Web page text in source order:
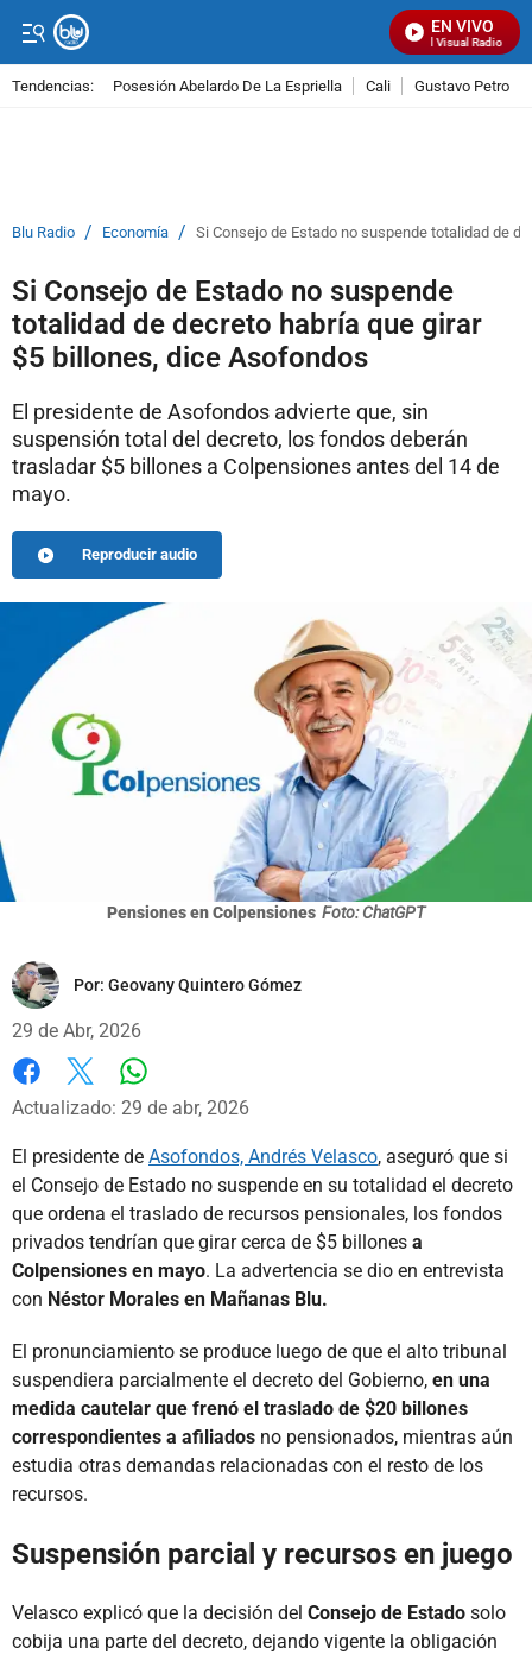
EN VIVO
Señal Visual Radio
Tendencias: Posesión Abelardo De La Espriella Cali Gustavo Petro
Blu Radio / Economía / Si Consejo de Estado no suspende totalidad de
Si Consejo de Estado no suspende
totalidad de decreto habría que girar
$5 billones, dice Asofondos
El presidente de Asofondos advierte que, sin
suspensión total del decreto, los fondos deberán
trasladar $5 billones a Colpensiones antes del 14 de
mayo.
Reproducir audio
Pensiones en Colpensiones Foto: ChatGPT
Por: Geovany Quintero Gómez
29 de Abr, 2026
Facebook
X
Actualizado: 29 de abr, 2026
El presidente de Asofondos, Andrés Velasco, aseguró que si
el Consejo de Estado no suspende en su totalidad el decreto
que ordena el traslado de recursos pensionales, los fondos
privados tendrían que girar cerca de $5 billones a
Colpensiones en mayo. La advertencia se dio en entrevista
con Néstor Morales en Mañanas Blu.
El pronunciamiento se produce luego de que el alto tribunal
suspendiera parcialmente el decreto del Gobierno, en una
medida cautelar que frenó el traslado de $20 billones
correspondientes a afiliados no pensionados, mientras aún
estudia otras demandas relacionadas con el resto de los
recursos.
Suspensión parcial y recursos en juego
Velasco explicó que la decisión del Consejo de Estado solo
cobija una parte del decreto, dejando vigente la obligación